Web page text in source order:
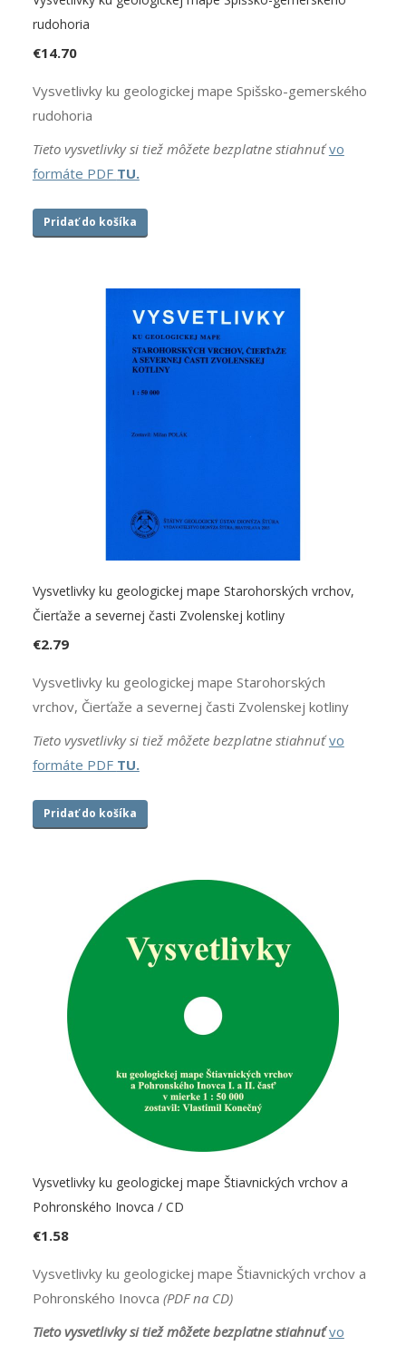
rudohoria
€14.70
Vysvetlivky ku geologickej mape Spišsko-gemerského
rudohoria
Tieto vysvetlivky si tiež môžete bezplatne stiahnuť vo
formáte PDF TU.
Pridať do košíka
Vysvetlivky ku geologickej mape Starohorských vrchov,
Čierťaže a severnej časti Zvolenskej kotliny
€2.79
Vysvetlivky ku geologickej mape Starohorských
vrchov, Čierťaže a severnej časti Zvolenskej kotliny
Tieto vysvetlivky si tiež môžete bezplatne stiahnuť vo
formáte PDF TU.
Pridať do košíka
Vysvetlivky ku geologickej mape Štiavnických vrchov a
Pohronského Inovca / CD
€1.58
Vysvetlivky ku geologickej mape Štiavnických vrchov a
Pohronského Inovca (PDF na CD)
Tieto vysvetlivky si tiež môžete bezplatne stiahnuť vo